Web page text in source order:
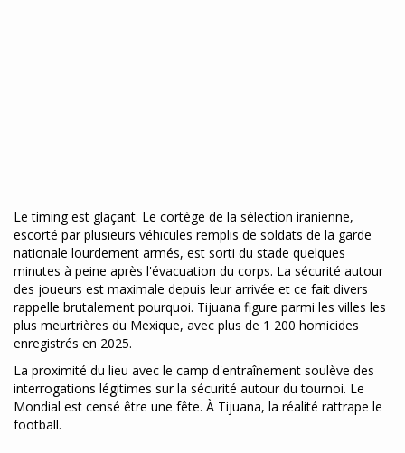
Le timing est glaçant. Le cortège de la sélection iranienne,
escorté par plusieurs véhicules remplis de soldats de la garde
nationale lourdement armés, est sorti du stade quelques
minutes à peine après l'évacuation du corps. La sécurité autour
des joueurs est maximale depuis leur arrivée et ce fait divers
rappelle brutalement pourquoi. Tijuana figure parmi les villes les
plus meurtrières du Mexique, avec plus de 1 200 homicides
enregistrés en 2025.
La proximité du lieu avec le camp d'entraînement soulève des
interrogations légitimes sur la sécurité autour du tournoi. Le
Mondial est censé être une fête. À Tijuana, la réalité rattrape le
football.